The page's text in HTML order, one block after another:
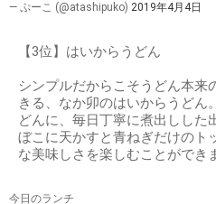
— ぷーこ (@atashipuko) 2019年4月4日
【3位】はいからうどん
シンプルだからこそうどん本来
きる、なか卯のはいからうどん
どんに、毎日丁寧に煮出しした
ぼこに天かすと青ねぎだけのト
な美味しさを楽しむことができ
今日のランチ